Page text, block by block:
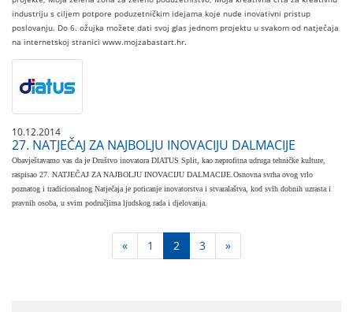
industriju s ciljem potpore poduzetničkim idejama koje nude inovativni pristup
poslovanju. Do 6. ožujka možete dati svoj glas jednom projektu u svakom od natječaja
na internetskoj stranici www.mojzabastart.hr.
10.12.2014
27. NATJEČAJ ZA NAJBOLJU INOVACIJU DALMACIJE
​Obavještavamo vas da je Društvo inovatora DIATUS Split, kao neprofitna udruga tehničke kulture,
raspisao 27. NATJEČAJ ZA NAJBOLJU INOVACIJU DALMACIJE.Osnovna svrha ovog vrlo
poznatog i tradicionalnog Natječaja je poticanje inovatorstva i stvaralaštva, kod svih dobnih uzrasta i
pravnih osoba, u svim područjima ljudskog rada i djelovanja.
« 1 2 3 »